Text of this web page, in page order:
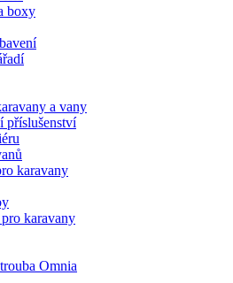
boxy
a vany
příslušenství
karavany
karavany
Omnia